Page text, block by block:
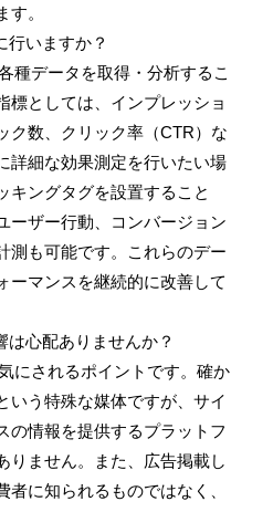
す。
行いますか？
種データを取得・分析するこ
標としては、インプレッショ
ク数、クリック率（CTR）な
詳細な効果測定を行いたい場
キングタグを設置すること
ーザー行動、コンバージョン
測も可能です。これらのデー
ーマンスを継続的に改善して
心配ありませんか？
にされるポイントです。確か
いう特殊な媒体ですが、サイ
の情報を提供するプラットフ
りません。また、広告掲載し
に知られるものではなく、